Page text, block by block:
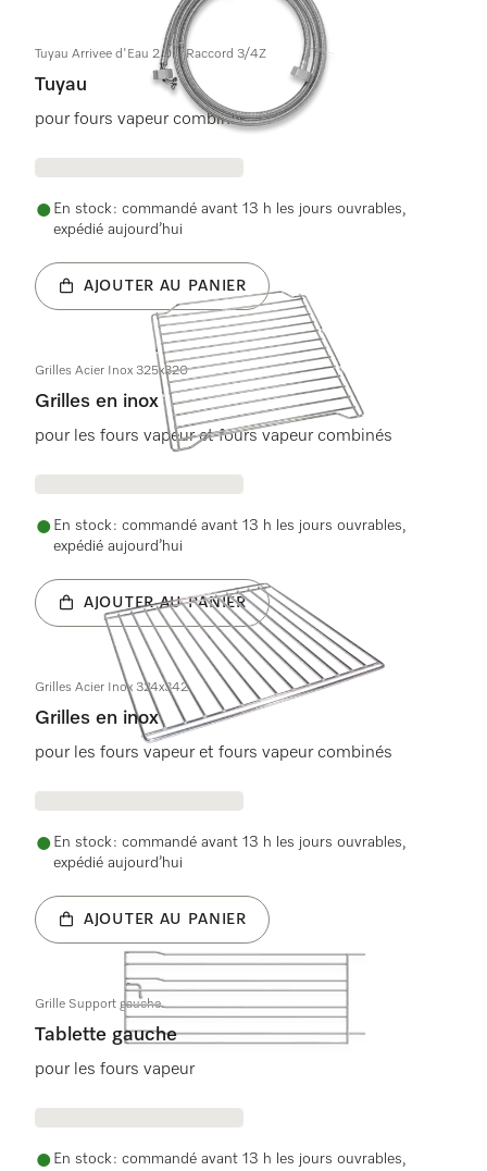
Tuyau Arrivee d'Eau 2,0m Raccord 3/4Z
Tuyau
pour fours vapeur combinés
En stock : commandé avant 13 h les jours ouvrables,
expédié aujourd’hui
AJOUTER AU PANIER
Grilles Acier Inox 325x320
Grilles en inox
pour les fours vapeur et fours vapeur combinés
En stock : commandé avant 13 h les jours ouvrables,
expédié aujourd’hui
AJOUTER AU PANIER
Grilles Acier Inox 324x342
Grilles en inox
pour les fours vapeur et fours vapeur combinés
En stock : commandé avant 13 h les jours ouvrables,
expédié aujourd’hui
AJOUTER AU PANIER
Grille Support gauche
Tablette gauche
pour les fours vapeur
En stock : commandé avant 13 h les jours ouvrables,